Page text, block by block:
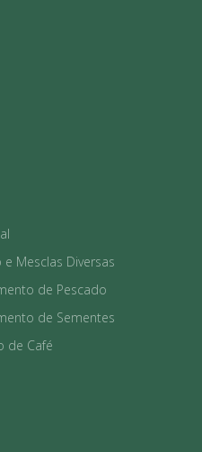
Mesclas Diversas
de Pescado
de Sementes
de Café